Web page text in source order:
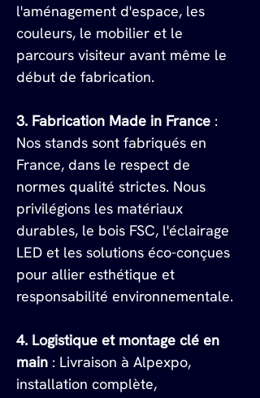
l'aménagement d'espace, les
couleurs, le mobilier et le
parcours visiteur avant même le
début de fabrication.
3. Fabrication Made in France :
Nos stands sont fabriqués en
France, dans le respect de
normes qualité strictes. Nous
privilégions les matériaux
durables, le bois FSC, l'éclairage
LED et les solutions éco-conçues
pour allier esthétique et
responsabilité environnementale.
4. Logistique et montage clé en
main : Livraison à Alpexpo,
installation complète,